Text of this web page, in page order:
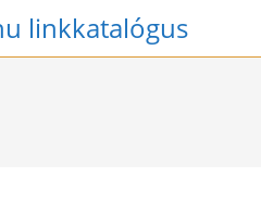
linkkatalógus